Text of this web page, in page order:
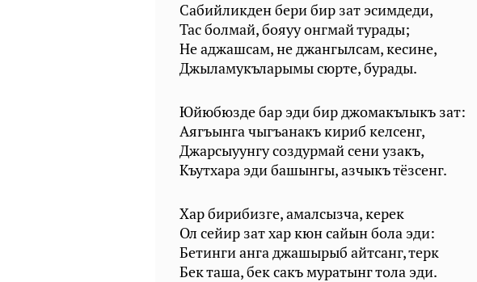
Сабийликден бери бир зат эсимдеди,
Тас болмай, бояуу онгмай турады;
Не аджашсам, не джангылсам, кесине,
Джыламукъларымы сюрте, бурады.
Юйюбюзде бар эди бир джомакълыкъ зат:
Аягъынга чыгъанакъ кириб келсенг,
Джарсыуунгу создурмай сени узакъ,
Къутхара эди башынгы, азчыкъ тёзсенг.
Хар бирибизге, амалсызча, керек
Ол сейир зат хар кюн сайын бола эди:
Бетинги анга джашырыб айтсанг, терк
Бек таша, бек сакъ муратынг тола эди.